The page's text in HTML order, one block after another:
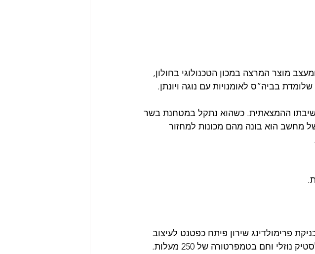
מוצר המרצה במכון הטכנולוגי בחולון,
בביה”ס לאומנויות עם נוגה ויונתן.
ההמצאתית. כשהוא נתקל במטחנת בשר
מחשב הוא בונה מהם מכונות למחזור
פרימולדינג שירון פיתח כפטנט לעיצוב
וחם בטמפרטורה של 250 מעלות.